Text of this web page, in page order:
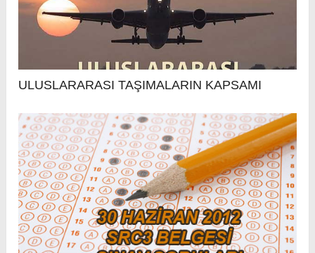
ULUSLARARASI TAŞIMALARIN KAPSAMI